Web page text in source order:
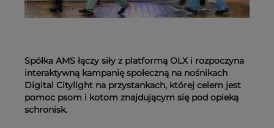
Spółka AMS łączy siły z platformą OLX i rozpoczyna
interaktywną kampanię społeczną na nośnikach
Digital Citylight na przystankach, której celem jest
pomoc psom i kotom znajdującym się pod opieką
schronisk.